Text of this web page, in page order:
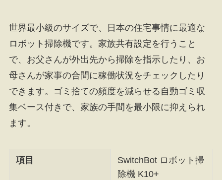
世界最小級のサイズで、日本の住宅事情に最適な
ロボット掃除機です。家族共有設定を行うこと
で、お父さんが外出先から掃除を指示したり、お
母さんが家事の合間に稼働状況をチェックしたり
できます。ゴミ捨ての頻度を減らせる自動ゴミ収
集ベース付きで、家族の手間を最小限に抑えられ
ます。
項目
SwitchBot ロボット掃
除機 K10+